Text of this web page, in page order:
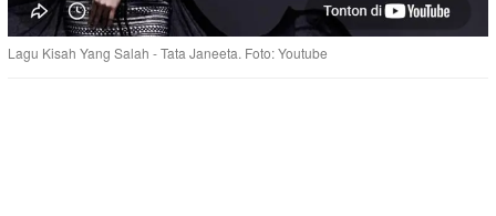
Lagu Kisah Yang Salah - Tata Janeeta. Foto: Youtube